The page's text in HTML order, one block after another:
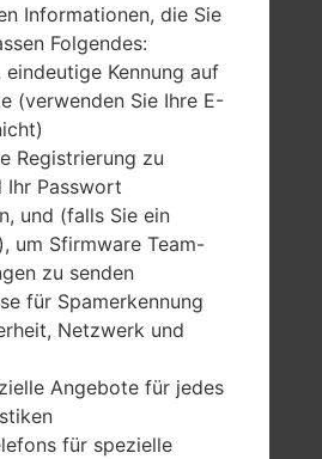
FIRMWARE
J100ML -
J1
Informationen, die Sie
Folgendes:
eindeutige Kennung auf
(verwenden Sie Ihre E-
Registrierung zu
Ihr Passwort
und (falls Sie ein
um Sfirmware Team-
zu senden
für Spamerkennung
Netzwerk und
Angebote für jedes
für spezielle